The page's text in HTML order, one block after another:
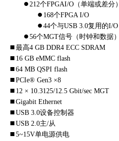
l212个FPGAI/O（单端或差分）
l 168个FPGA I/O
l44个与USB 3.0复用的I/O
l56个MGT信号（时钟和数据）
n最高4 GB DDR4 ECC SDRAM
n 16 GB eMMC flash
n64 MB QSPI flash
nPCIe® Gen3 ×8
n 12 × 10.3125/12.5 Gbit/sec MGT
nGigabit Ethernet
nUSB 3.0设备控制器
nUSB 2.0主/从
n5~15V单电源供电